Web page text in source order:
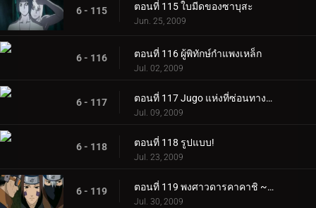
6 - 115 ตอนที่ 115 ใบมีดของซาบุสะ
Jun. 25, 2009
6 - 116 ตอนที่ 116 ผู้พิทักษ์กำแพงเหล็ก
Jul. 02, 2009
6 - 117 ตอนที่ 117 Jugo แห่งที่ซ่อนทางตอนเหนือ
Jul. 09, 2009
6 - 118 ตอนที่ 118 รูปแบบ!
Jul. 23, 2009
6 - 119 ตอนที่ 119 พงศาวดารคาคาชิ ~ ชีวิตเด็กผู้ชายในสนามรบ ~ ตอนที่ 1
Jul. 30, 2009